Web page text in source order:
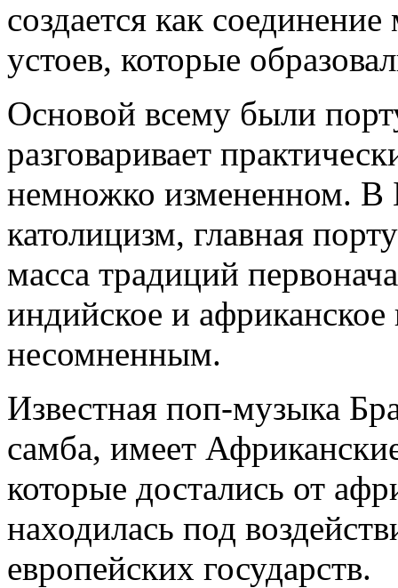
создается как
устоев, которые
Основой всему были
разговаривает
немножко измененном. В
католицизм, главная
масса традиций
индийское и африканское
несомненным.
Известная поп-музыка
самба, имеет
которые достались от
находилась под
европейских государств.